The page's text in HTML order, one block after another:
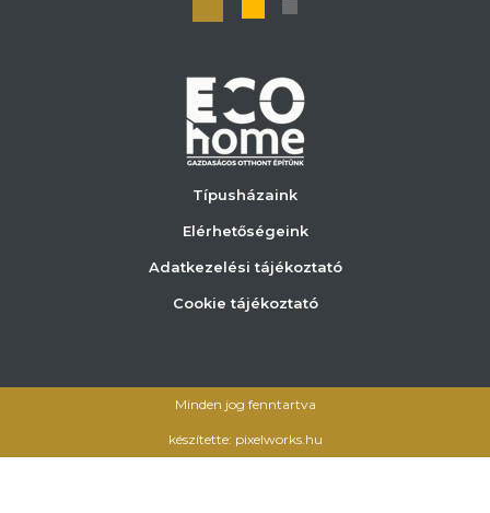
Típusházaink
Elérhetőségeink
Adatkezelési tájékoztató
Cookie tájékoztató
Minden jog fenntartva
készítette: pixelworks.hu